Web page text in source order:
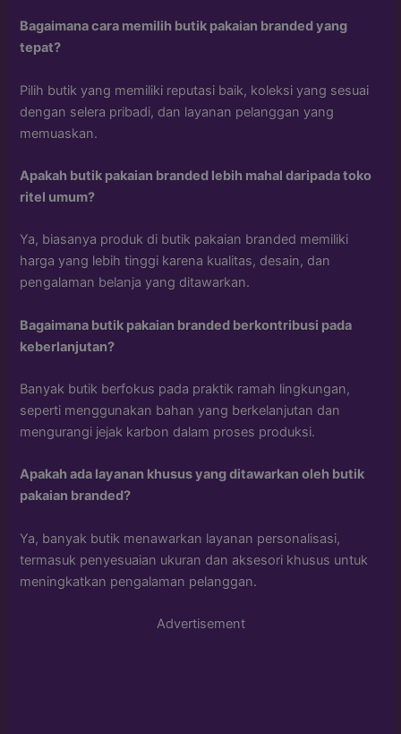
Bagaimana cara memilih butik pakaian branded yang
tepat?
Pilih butik yang memiliki reputasi baik, koleksi yang sesuai
dengan selera pribadi, dan layanan pelanggan yang
memuaskan.
Apakah butik pakaian branded lebih mahal daripada toko
ritel umum?
Ya, biasanya produk di butik pakaian branded memiliki
harga yang lebih tinggi karena kualitas, desain, dan
pengalaman belanja yang ditawarkan.
Bagaimana butik pakaian branded berkontribusi pada
keberlanjutan?
Banyak butik berfokus pada praktik ramah lingkungan,
seperti menggunakan bahan yang berkelanjutan dan
mengurangi jejak karbon dalam proses produksi.
Apakah ada layanan khusus yang ditawarkan oleh butik
pakaian branded?
Ya, banyak butik menawarkan layanan personalisasi,
termasuk penyesuaian ukuran dan aksesori khusus untuk
meningkatkan pengalaman pelanggan.
Advertisement